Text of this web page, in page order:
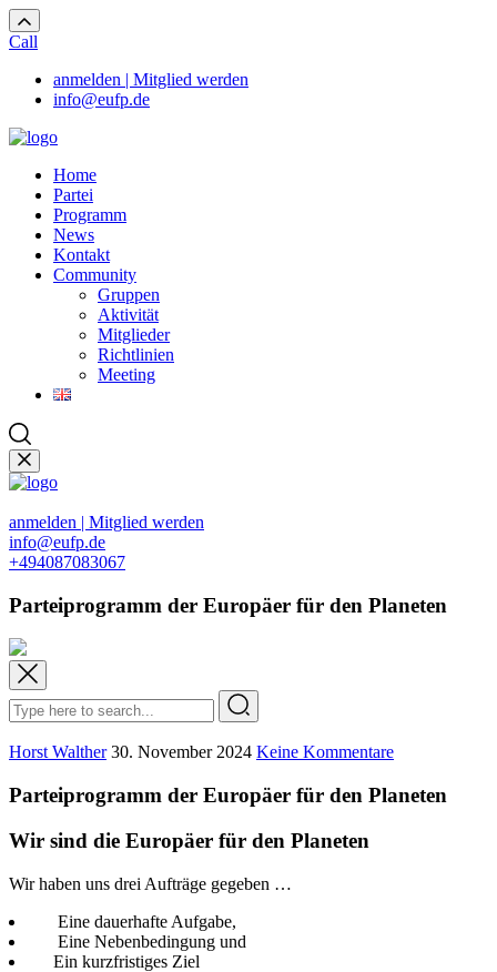
Call
anmelden | Mitglied werden
info@eufp.de
Home
Partei
Programm
News
Kontakt
Community
Gruppen
Aktivität
Mitglieder
Richtlinien
Meeting
anmelden | Mitglied werden
info@eufp.de
+494087083067
Parteiprogramm der Europäer für den Planeten
Horst Walther 30. November 2024 Keine Kommentare
Parteiprogramm der Europäer für den Planeten
Wir sind die Europäer für den Planeten
Wir haben uns drei Aufträge gegeben …
Eine dauerhafte Aufgabe,
Eine Nebenbedingung und
Ein kurzfristiges Ziel